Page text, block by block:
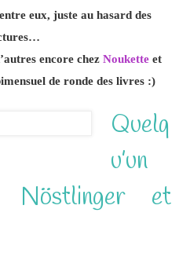
eux, juste au hasard des
encore chez Noukette et
de ronde des livres :)
Quelq
u’un
Nöstlinger et